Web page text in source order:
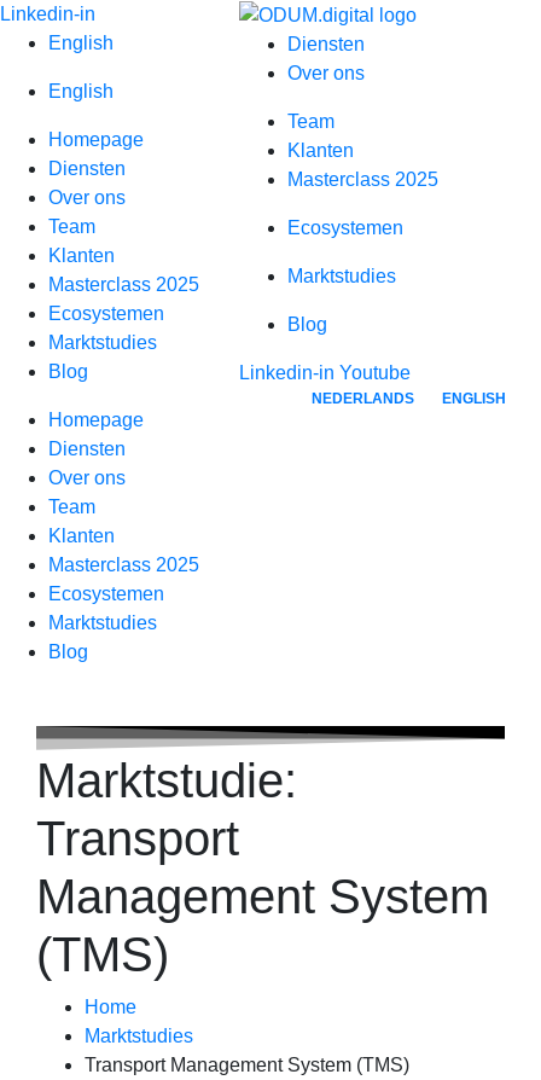
Spring
naar
Diensten
Over ons
Team
Klanten
Masterclass 2025
Ecosystemen
Marktstudies
Blog
Linkedin-in Youtube
NEDERLANDS ENGLISH
Linkedin-in
English
English
Homepage
Diensten
Over ons
Team
Klanten
Masterclass 2025
Ecosystemen
Marktstudies
Blog
Homepage
Diensten
Over ons
Team
Klanten
Masterclass 2025
Ecosystemen
Marktstudies
Blog
Marktstudie:
Transport
Management System
(TMS)
Home
Marktstudies
Transport Management System (TMS)